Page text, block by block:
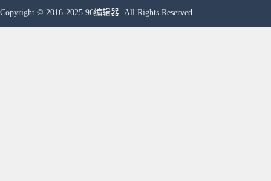
Copyright © 2016-2025 96编辑器. All Rights Reserved.